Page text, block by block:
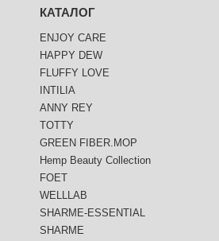
КАТАЛОГ
ENJOY CARE
HAPPY DEW
FLUFFY LOVE
INTILIA
ANNY REY
TOTTY
GREEN FIBER.MOP
Hemp Beauty Collection
FOET
WELLLAB
SHARME-ESSENTIAL
SHARME